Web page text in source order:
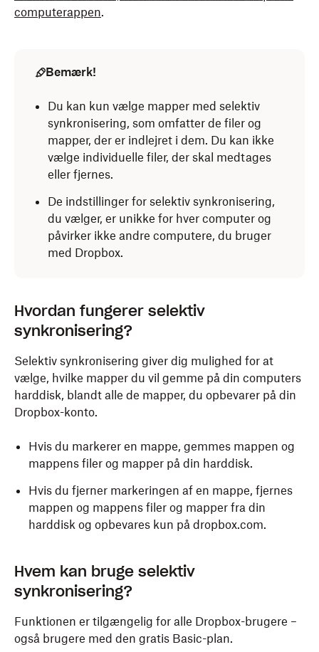
computerappen.
Bemærk!
Du kan kun vælge mapper med selektiv
synkronisering, som omfatter de filer og
mapper, der er indlejret i dem. Du kan ikke
vælge individuelle filer, der skal medtages
eller fjernes.
De indstillinger for selektiv synkronisering,
du vælger, er unikke for hver computer og
påvirker ikke andre computere, du bruger
med Dropbox.
Hvordan fungerer selektiv
synkronisering?
Selektiv synkronisering giver dig mulighed for at
vælge, hvilke mapper du vil gemme på din computers
harddisk, blandt alle de mapper, du opbevarer på din
Dropbox-konto.
Hvis du markerer en mappe, gemmes mappen og
mappens filer og mapper på din harddisk.
Hvis du fjerner markeringen af en mappe, fjernes
mappen og mappens filer og mapper fra din
harddisk og opbevares kun på dropbox.com.
Hvem kan bruge selektiv
synkronisering?
Funktionen er tilgængelig for alle Dropbox-brugere –
også brugere med den gratis Basic-plan.